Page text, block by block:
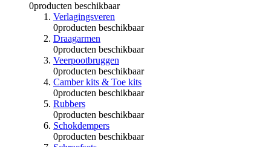
0producten beschikbaar
Verlagingsveren
0producten beschikbaar
Draagarmen
0producten beschikbaar
Veerpootbruggen
0producten beschikbaar
Camber kits & Toe kits
0producten beschikbaar
Rubbers
0producten beschikbaar
Schokdempers
0producten beschikbaar